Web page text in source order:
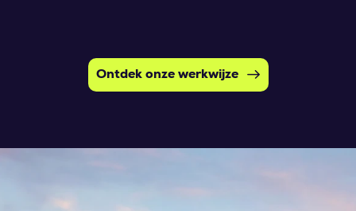
Ontdek onze werkwijze